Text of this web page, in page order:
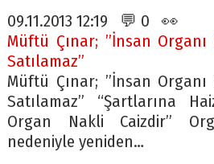
09.11.2013 12:19 💬 0 👀
Müftü Çınar; ”İnsan
Satılamaz”
Müftü Çınar; ”İnsan
Satılamaz” “Şartlarına
Organ Nakli Caizdir”
nedeniyle yeniden…